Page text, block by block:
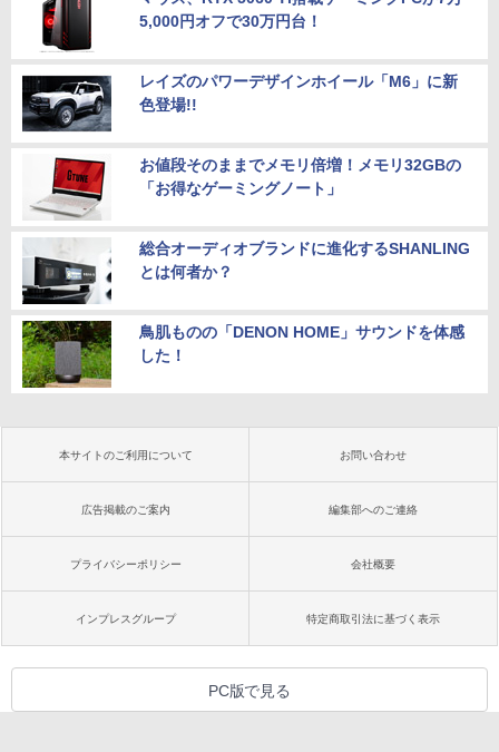
5,000円オフで30万円台！
レイズのパワーデザインホイール「M6」に新
色登場!!
お値段そのままでメモリ倍増！メモリ32GBの
「お得なゲーミングノート」
総合オーディオブランドに進化するSHANLING
とは何者か？
鳥肌ものの「DENON HOME」サウンドを体感
した！
本サイトのご利用について お問い合わせ
広告掲載のご案内 編集部へのご連絡
プライバシーポリシー 会社概要
インプレスグループ 特定商取引法に基づく表示
PC版で見る